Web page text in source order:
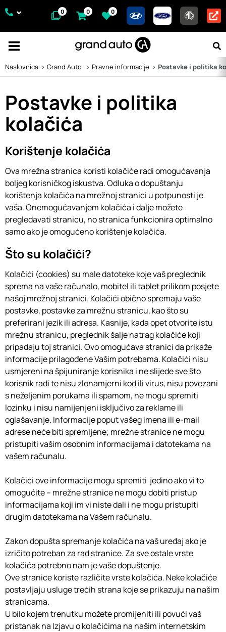
0 0 0
Naslovnica Grand Auto Pravne informacije Postavke i politika
Postavke i politika
kolačića
Korištenje kolačića
Ova mrežna stranica koristi kolačiće radi omogućavanja
boljeg korisničkog iskustva. Odluka o dopuštanju
korištenja kolačića na mrežnoj stranici u potpunosti je
vaša. Onemogućavanjem kolačića i dalje možete
pregledavati stranicu, no stranica funkcionira optimalno
samo ako je omogućeno korištenje kolačića.
Što su kolačići?
Kolačići (cookies) su male datoteke koje vaš preglednik
sprema na vaše računalo, mobitel ili tablet prilikom posjete
našoj mrežnoj stranici. Kolačići obično spremaju vaše
postavke, postavke za mrežnu stranicu, kao što su
preferirani jezik ili adresa. Kasnije, kada opet otvorite istu
mrežnu stranicu, preglednik šalje natrag kolačiće koji
pripadaju toj stranici. Ovo omogućava stranici da prikaže
informacije prilagođene Vašim potrebama. Kolačići nisu
usmjereni na špijuniranje korisnika i ne slijede sve što
korisnik radi te nisu zlonamjerni kod ili virus, nisu povezani
s neželjenim porukama ili spamom, ne mogu spremiti
lozinku i nisu namijenjeni isključivo za reklame ili
oglašavanje. Informacije poput vašeg imena ili e-mail
adrese neće biti spremljene; mrežne stranice ne mogu
pristupiti vašim osobnim informacijama i datotekama na
vašem računalu.
Kolačići ove informacije mogu spremiti jedino ako vi to
omogućite – mrežne stranice ne mogu dobiti pristup
informacijama koji im vi niste dali i ne mogu pristupiti
drugim datotekama na Vašem računalu.
Zakon dopušta spremanje kolačića na vaš uređaj ako je
izričito potreban za rad stranice. Za sve ostale vrste
kolačića potrebno nam je vaše dopuštenje.
Ove stranice koriste različite vrste kolačića. Neke kolačiće
postavljaju usluge trećih strana koje se prikazuju na našim
stranicama.
U bilo kojem trenutku možete promijeniti ili povući vaš
pristanak na Izjavu o kolačićima na našim internetskim